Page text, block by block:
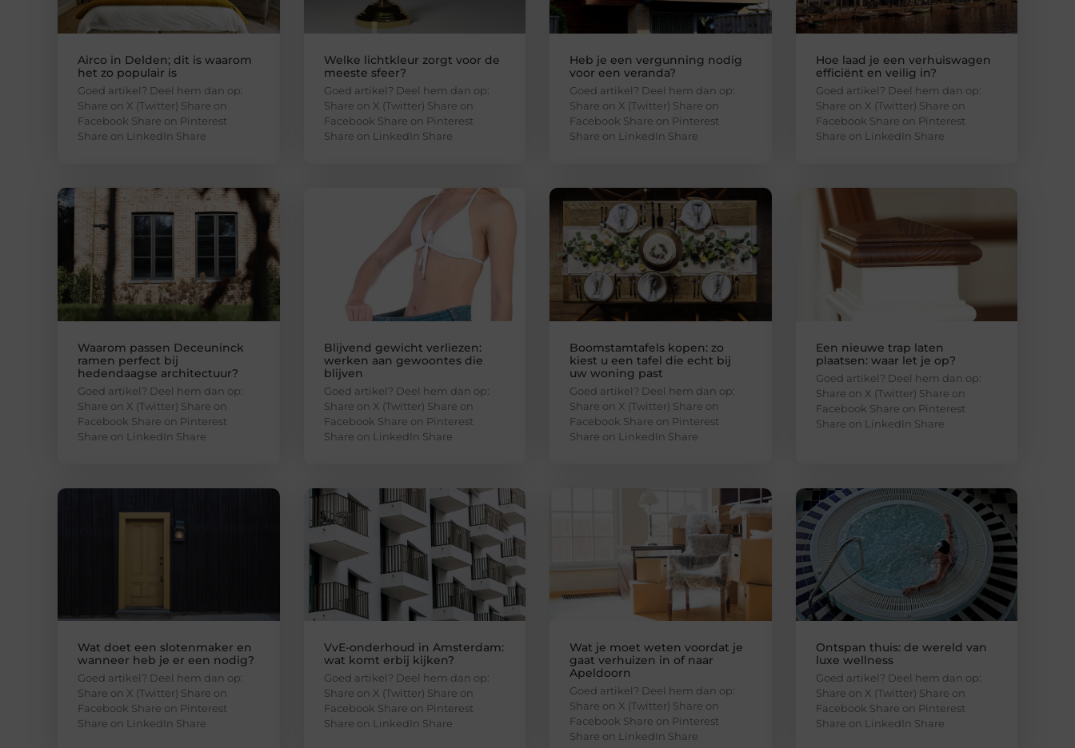
Airco in Delden; dit is waarom
het zo populair is
Goed artikel? Deel hem dan op:
Share on X (Twitter) Share on
Facebook Share on Pinterest
Share on LinkedIn Share
Welke lichtkleur zorgt voor de
meeste sfeer?
Goed artikel? Deel hem dan op:
Share on X (Twitter) Share on
Facebook Share on Pinterest
Share on LinkedIn Share
Heb je een vergunning nodig
voor een veranda?
Goed artikel? Deel hem dan op:
Share on X (Twitter) Share on
Facebook Share on Pinterest
Share on LinkedIn Share
Hoe laad je een verhuiswagen
efficiënt en veilig in?
Goed artikel? Deel hem dan op:
Share on X (Twitter) Share on
Facebook Share on Pinterest
Share on LinkedIn Share
Waarom passen Deceuninck
ramen perfect bij
hedendaagse architectuur?
Goed artikel? Deel hem dan op:
Share on X (Twitter) Share on
Facebook Share on Pinterest
Share on LinkedIn Share
Blijvend gewicht verliezen:
werken aan gewoontes die
blijven
Goed artikel? Deel hem dan op:
Share on X (Twitter) Share on
Facebook Share on Pinterest
Share on LinkedIn Share
Boomstamtafels kopen: zo
kiest u een tafel die echt bij
uw woning past
Goed artikel? Deel hem dan op:
Share on X (Twitter) Share on
Facebook Share on Pinterest
Share on LinkedIn Share
Een nieuwe trap laten
plaatsen: waar let je op?
Goed artikel? Deel hem dan op:
Share on X (Twitter) Share on
Facebook Share on Pinterest
Share on LinkedIn Share
Wat doet een slotenmaker en
wanneer heb je er een nodig?
Goed artikel? Deel hem dan op:
Share on X (Twitter) Share on
Facebook Share on Pinterest
Share on LinkedIn Share
VvE-onderhoud in Amsterdam:
wat komt erbij kijken?
Goed artikel? Deel hem dan op:
Share on X (Twitter) Share on
Facebook Share on Pinterest
Share on LinkedIn Share
Wat je moet weten voordat je
gaat verhuizen in of naar
Apeldoorn
Goed artikel? Deel hem dan op:
Share on X (Twitter) Share on
Facebook Share on Pinterest
Share on LinkedIn Share
Ontspan thuis: de wereld van
luxe wellness
Goed artikel? Deel hem dan op:
Share on X (Twitter) Share on
Facebook Share on Pinterest
Share on LinkedIn Share